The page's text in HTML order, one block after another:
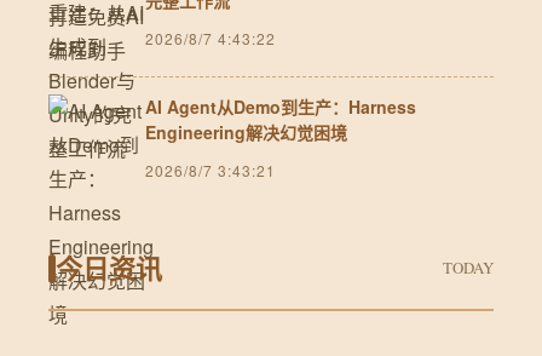
2026/8/7 4:43:22
AI Agent从Demo到生产：Harness
Engineering解决幻觉困境
2026/8/7 3:43:21
今日资讯 TODAY